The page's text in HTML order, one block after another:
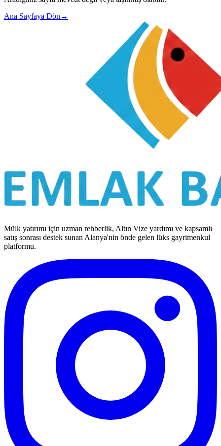
Ana Sayfaya Dön →
Mülk yatırımı için uzman rehberlik, Altın Vize yardımı ve kapsamlı
satış sonrası destek sunan Alanya'nin önde gelen lüks gayrimenkul
platformu.